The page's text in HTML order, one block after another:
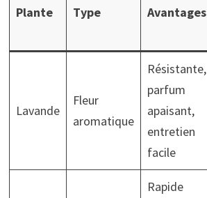
Plante Type Avantages
Lavande
Fleur
aromatique
Résistante,
parfum
apaisant,
entretien
facile
Rapide